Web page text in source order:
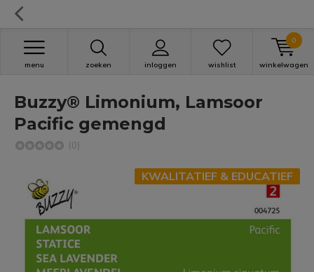
zoeken inloggen
menu wishlist winkelwagen
0
Buzzy® Limonium, Lamsoor
Pacific gemengd
(0)
KWALITATIEF & EDUCATIEF